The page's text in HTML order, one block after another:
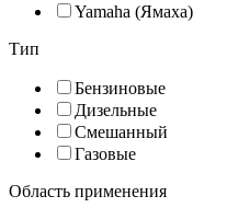
Yamaha (Ямаха)
Тип
Бензиновые
Дизельные
Смешанный
Газовые
Область применения